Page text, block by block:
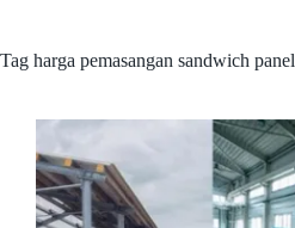
Tag harga pemasangan sandwich panel